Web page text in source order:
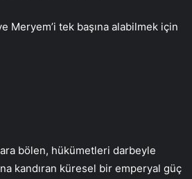
Meryem’i tek başına alabilmek için
bölen, hükümetleri darbeyle
kandıran küresel bir emperyal güç